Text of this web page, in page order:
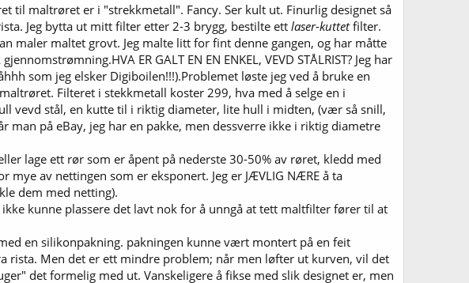
til maltrøret er i "strekkmetall". Fancy. Ser kult ut. Finurlig designet så
Jeg bytta ut mitt filter etter 2-3 brygg, bestilte ett laser-kuttetfilter.
maler maltet grovt. Jeg malte litt for fint denne gangen, og har måtte
ER GALT EN EN ENKEL, VEVD STÅLRIST? Jeg har
som jeg elsker Digiboilen!!!).Problemet løste jeg ved å bruke en
Filteret i stekkmetall koster 299, hva med å selge en i
vevd stål, en kutte til i riktig diameter, lite hull i midten, (vær så snill,
på eBay, jeg har en pakke, men dessverre ikke i riktig diametre
lage ett rør som er åpent på nederste 30-50% av røret, kledd med
av nettingen som er eksponert. Jeg er JÆVLIG NÆRE å ta
dem med netting).
kunne plassere det lavt nok for å unngå at tett maltfilter fører til at
en silikonpakning. pakningen kunne vært montert på en feit
rista. Men det er ett mindre problem; når men løfter ut kurven, vil det
det formelig med ut. Vanskeligere å fikse med slik designet er, men